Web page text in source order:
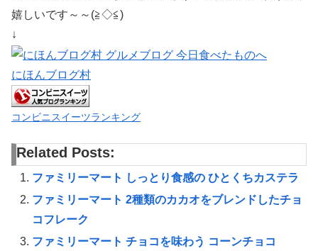
嬉しいです～～(≧◇≦)
↓
にほんブログ村
コンビニスイーツランキング
Related Posts:
ファミリーマート しっとり食感の ひとくちカステラ
ファミリーマート 2種類のカカオをブレンドしたチョ
コフレーク
ファミリーマート チョコを味わう コーンチョコ